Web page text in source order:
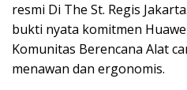
resmi Di The St. Regis
bukti nyata komitmen
Komunitas Berencana Alat
menawan dan ergonomis.